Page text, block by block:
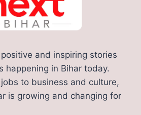
and inspiring stories
happening in Bihar today.
to business and culture,
is growing and changing for